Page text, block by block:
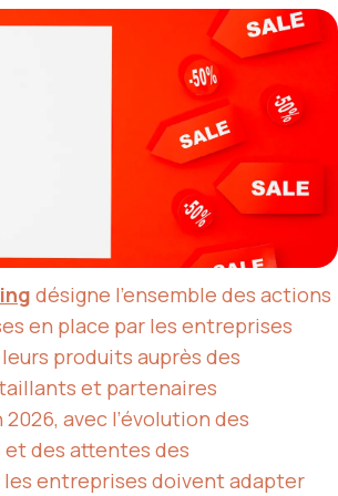
désigne l’ensemble des actions
en place par les entreprises
produits auprès des
et partenaires
avec l’évolution des
des attentes des
entreprises doivent adapter